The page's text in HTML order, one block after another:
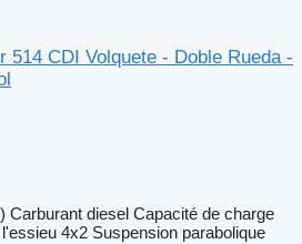
514 CDI Volquete - Doble Rueda -
Carburant diesel Capacité de charge
4x2 Suspension parabolique